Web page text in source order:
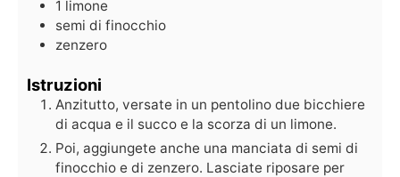
1 limone
semi di finocchio
zenzero
Istruzioni
Anzitutto, versate in un pentolino due bicchiere
di acqua e il succo e la scorza di un limone.
Poi, aggiungete anche una manciata di semi di
finocchio e di zenzero. Lasciate riposare per